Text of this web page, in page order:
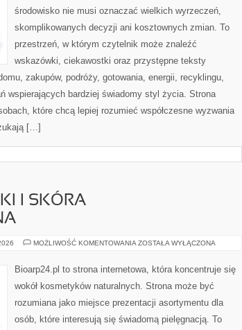
środowisko nie musi oznaczać wielkich wyrzeczeń,
skomplikowanych decyzji ani kosztownych zmian. To
przestrzeń, w którym czytelnik może znaleźć
wskazówki, ciekawostki oraz przystępne teksty
zakupów, podróży, gotowania, energii, recyklingu,
wspierających bardziej świadomy styl życia. Strona
które chcą lepiej rozumieć współczesne wyzwania
[…]
I SKÓRA
MOŻLIWOŚĆ KOMENTOWANIA DERMOKOSMETYKI
PROBLEMATYCZNA
ZOSTAŁA WYŁĄCZONA
Bioarp24.pl to strona internetowa, która koncentruje się
wokół kosmetyków naturalnych. Strona może być
rozumiana jako miejsce prezentacji asortymentu dla
osób, które interesują się świadomą pielęgnacją. To